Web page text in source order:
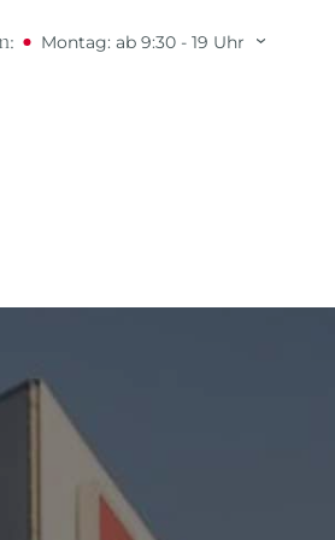
Montag: ab 9:30 - 19 Uhr